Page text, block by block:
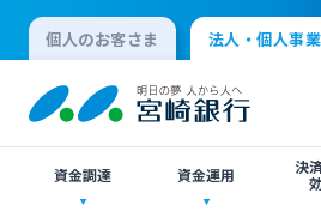
個人のお客さま 法人・個人事
資金調達 資金運用
決